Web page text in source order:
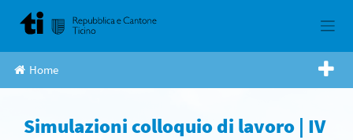
Home
Simulazioni colloquio di lavoro | IV